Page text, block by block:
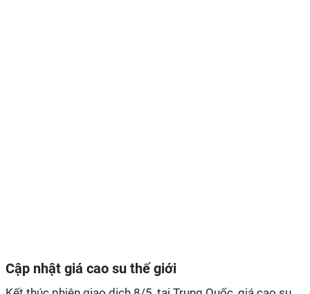
Cập nhật giá cao su thế giới